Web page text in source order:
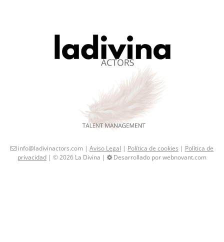
info@ladivinactors.com | Aviso Legal | Política de cookies | Política de
privacidad | © 2026 La Divina | Desarrollado por webnovant.com